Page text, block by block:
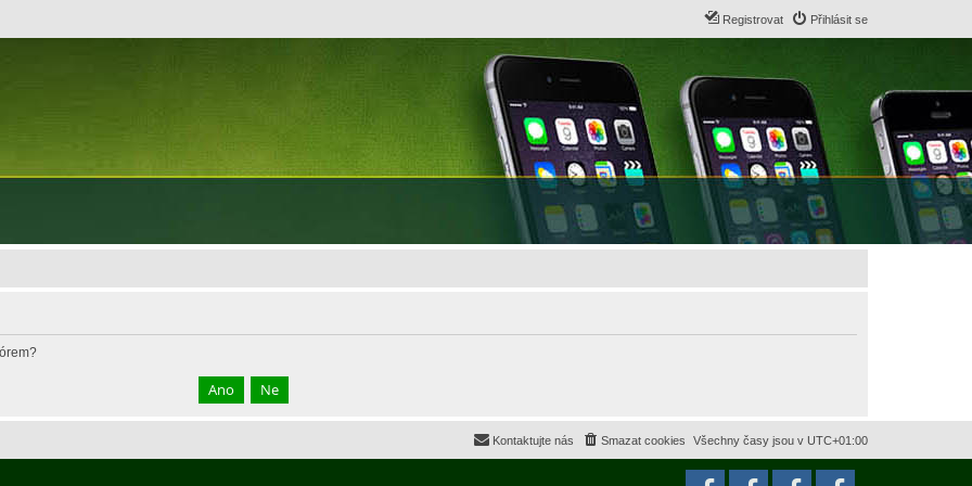
Přihlásit se
Registrovat
Všechny časy jsou v UTC+01:00
Smazat cookies
Kontaktujte nás